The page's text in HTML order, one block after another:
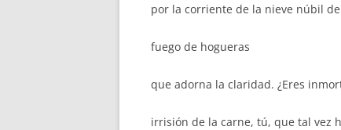
por la corriente de la nieve núbil
fuego de hogueras
que adorna la claridad. ¿Eres
irrisión de la carne, tú, que tal vez